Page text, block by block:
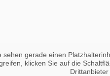
sehen gerade einen
klicken Sie auf die